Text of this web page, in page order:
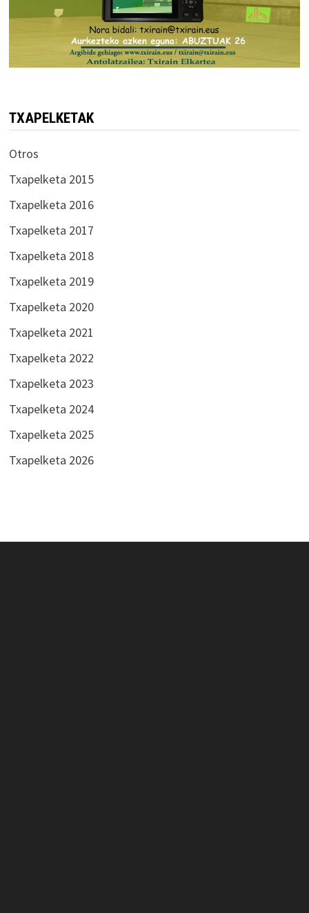
TXAPELKETAK
Otros
Txapelketa 2015
Txapelketa 2016
Txapelketa 2017
Txapelketa 2018
Txapelketa 2019
Txapelketa 2020
Txapelketa 2021
Txapelketa 2022
Txapelketa 2023
Txapelketa 2024
Txapelketa 2025
Txapelketa 2026